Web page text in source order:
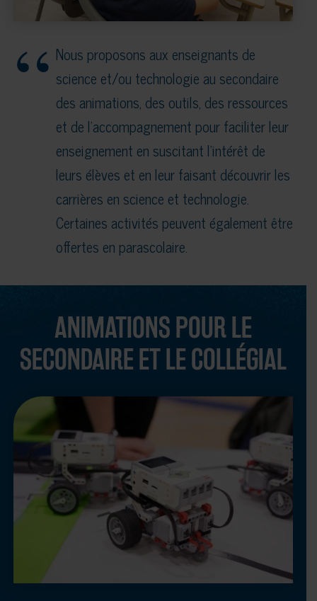
Nous proposons aux enseignants de
science et/ou technologie au secondaire
des animations, des outils, des ressources
et de l’accompagnement pour faciliter leur
enseignement en suscitant l’intérêt de
leurs élèves et en leur faisant découvrir les
carrières en science et technologie.
Certaines activités peuvent également être
offertes en parascolaire.
ANIMATIONS POUR LE
SECONDAIRE ET LE COLLÉGIAL